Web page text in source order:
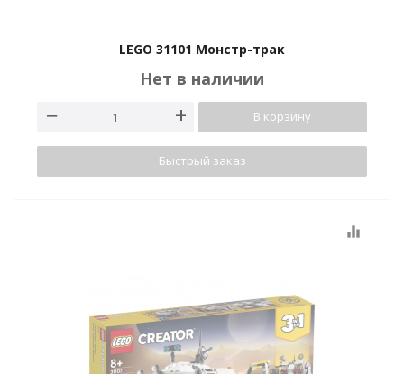
LEGO 31101 Монстр-трак
Нет в наличии
В корзину
Быстрый заказ
equalizer